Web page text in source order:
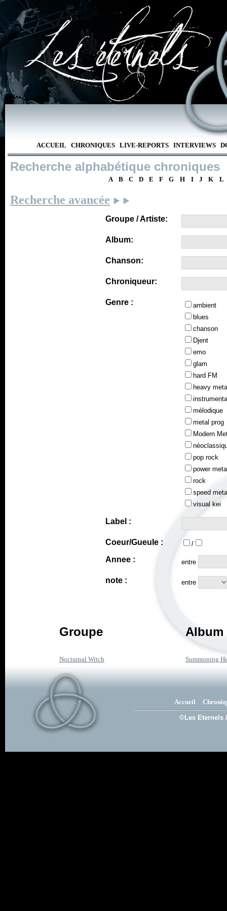
ACCUEIL CHRONIQUES LIVE-REPORTS INTERVIEWS
Recherche alphabétique chroniques
A B C D E F G H I J K L
Recherche avancée
Groupe / Artiste:
Album:
Chanson:
Chroniqueur:
Genre :
ambient
blues
chanson
Djent
emo
glam
hard FM
heavy
mélodique
metal prog
Modern
pop rock
power
rock
speed
visual kei
Label :
Coeur/Gueule : /
Annee : entre
note : entre
Groupe Album
Nocturnal Witch Summoning
Accueil
©Les Eternels